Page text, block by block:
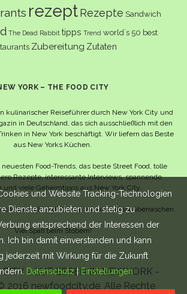
rezept Rezepte Sandwich
The Dead Rabbit tipps Trend world´s 50 best
Zubereitung Zutaten
YORK – THE FOOD CITY
kulinarischer Reiseführer durch New York City und
in Deutschland, das sich ausschließlich mit den
in New York beschäftigt. Wir liefern das Beste
aus New Yorks Küchen.
Food-Trends, das beste Street Food, tolle
Rezepte, interessante Interviews, spannende
und viele Geheimtipps aus New York City.
viel mehr – da lassen wir uns selbst überraschen.
Viel Spaß beim Stöbern!
- GUT ESSEN IN NEW YORK -
2016 newfoodcity.de. Alle Rechte
und Website Tracking-Technologien
Dienste anzubieten und stetig zu
entsprechend der Interessen der
Ich bin damit einverstanden und kann
jederzeit mit Wirkung für die Zukunft
Datenschutz| Einstellungen